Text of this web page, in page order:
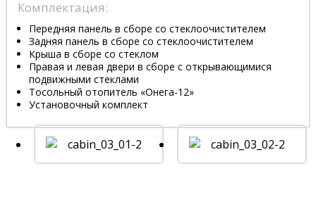
Комплектация:
Передняя панель в сборе со стеклоочистителем
Задняя панель в сборе со стеклоочистителем
Крыша в сборе со стеклом
Правая и левая двери в сборе с открывающимися
подвижными стеклами
Тосольный отопитель «Онега-12»
Установочный комплект